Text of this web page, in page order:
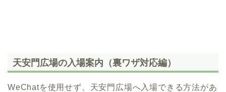
天安門広場の入場案内（裏ワザ対応編）
WeChatを使用せず、天安門広場へ入場できる方法があ